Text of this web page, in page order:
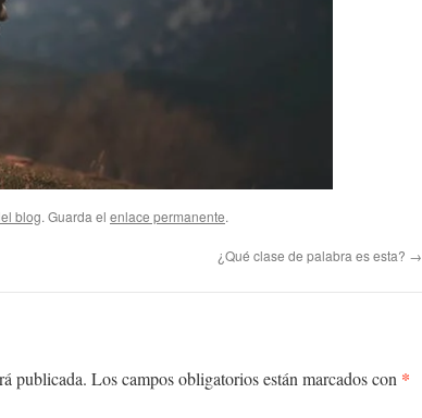
blog. Guarda el enlace permanente.
¿Qué clase de palabra es esta? →
publicada. Los campos obligatorios están marcados con *